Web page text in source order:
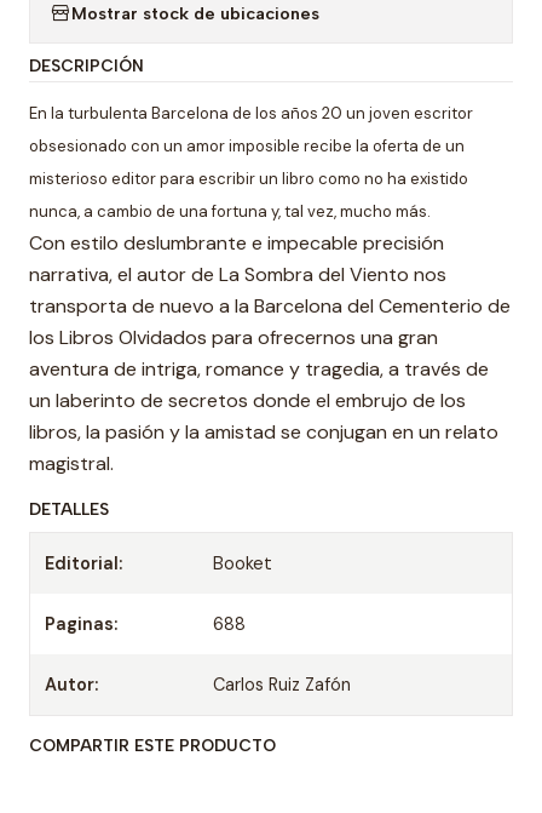
Mostrar stock de ubicaciones
DESCRIPCIÓN
En la turbulenta Barcelona de los años 20 un joven escritor
obsesionado con un amor imposible recibe la oferta de un
misterioso editor para escribir un libro como no ha existido
nunca, a cambio de una fortuna y, tal vez, mucho más.
Con estilo deslumbrante e impecable precisión
narrativa, el autor de La Sombra del Viento nos
transporta de nuevo a la Barcelona del Cementerio de
los Libros Olvidados para ofrecernos una gran
aventura de intriga, romance y tragedia, a través de
un laberinto de secretos donde el embrujo de los
libros, la pasión y la amistad se conjugan en un relato
magistral.
DETALLES
Editorial: Booket
Paginas: 688
Autor: Carlos Ruiz Zafón
COMPARTIR ESTE PRODUCTO